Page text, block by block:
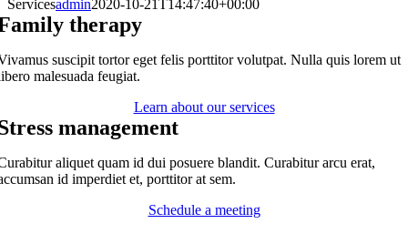
Servicesadmin2020-10-21T14:47:40+00:00
therapy
suscipit tortor eget felis porttitor volutpat. Nulla quis lorem ut
malesuada feugiat.
Learn about our services
management
aliquet quam id dui posuere blandit. Curabitur arcu erat,
id imperdiet et, porttitor at sem.
Schedule a meeting